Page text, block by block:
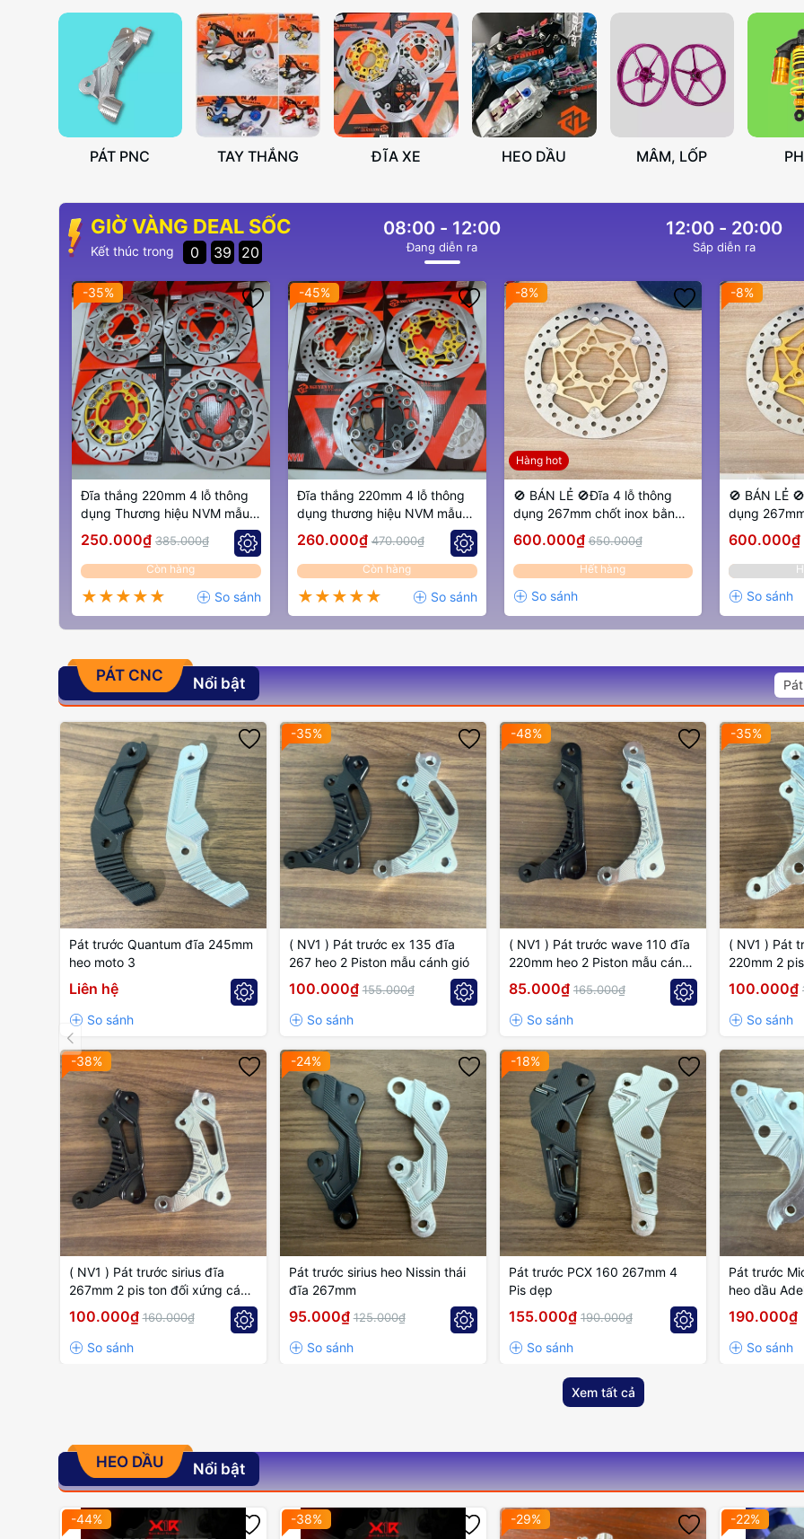
PÁT PNC TAY THẮNG ĐĨA XE HEO DẦU MÂM, LỐP
GIỜ VÀNG DEAL SỐC
Kết thúc trong 0 39 17
08:00 - 12:00
Ðang diễn ra
12:00 - 20:00
Sắp diễn ra
-35%
Đĩa thắng 220mm 4 lỗ thông
dụng Thương hiệu NVM mẫu
k7
250.000₫ 385.000₫
Còn hàng
-45%
Đĩa thắng 220mm 4 lỗ thông
dụng thương hiệu NVM mẫu
k6
260.000₫ 470.000₫
Còn hàng
Hàng hot
-8%
🚫 BÁN LẺ 🚫Đĩa 4 lỗ thông
dụng 267mm chốt inox bằng
4 lỗ màu Vàng nhạt
600.000₫ 650.000₫
Hết hàng
-8%
🚫 BÁN LẺ
dụng
4 lỗ màu
600.000₫
PÁT CNC Nổi bật
Pát trước Quantum đĩa 245mm
heo moto 3
Liên hệ
-35%
( NV1 ) Pát trước ex 135 đĩa
267 heo 2 Piston mẫu cánh gió
100.000₫ 155.000₫
-48%
( NV1 ) Pát trước wave 110 đĩa
220mm heo 2 Piston mẫu cánh
gió
85.000₫ 165.000₫
-35%
( NV1 ) Pát
220mm 2
cánh gió
100.000₫
-38%
( NV1 ) Pát trước sirius đĩa
267mm 2 pis ton đối xứng cánh
gió
100.000₫ 160.000₫
-24%
Pát trước sirius heo Nissin thái
đĩa 267mm
95.000₫ 125.000₫
-18%
Pát trước PCX 160 267mm 4
Pis dẹp
155.000₫ 190.000₫
Pát trước
heo dầu
190.000₫
Xem tất cả
HEO DẦU Nổi bật
-44% -38% -29% -22%